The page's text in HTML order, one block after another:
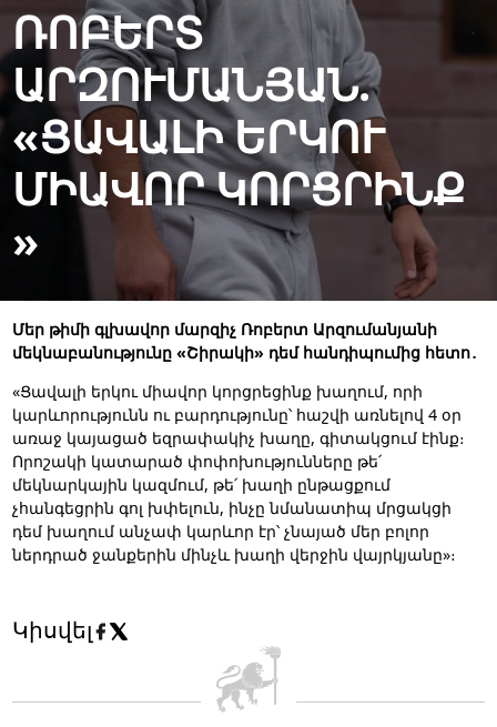
ՌՈԲԵՐՏ
ԱՐԶՈՒՄԱՆՅԱՆ.
«ՑԱՎԱԼԻ ԵՐԿՈՒ
ՄԻԱՎՈՐ ԿՈՐՑՐԻՆՔ
»
Մեր թիմի գլխավոր մարզիչ Ռոբերտ Արզումանյանի
մեկնաբանությունը «Շիրակի» դեմ հանդիպումից հետո․
«Ցավալի երկու միավոր կորցրեցինք խաղում, որի
կարևորությունն ու բարդությունը՝ հաշվի առնելով 4 օր
առաջ կայացած եզրափակիչ խաղը, գիտակցում էինք։
Որոշակի կատարած փոփոխությունները թե՛
մեկնարկային կազմում, թե՛ խաղի ընթացքում
չհանգեցրին գոլ խփելուն, ինչը նմանատիպ մրցակցի
դեմ խաղում անչափ կարևոր էր՝ չնայած մեր բոլոր
ներդրած ջանքերին մինչև խաղի վերջին վայրկյանը»։
Կիսվել